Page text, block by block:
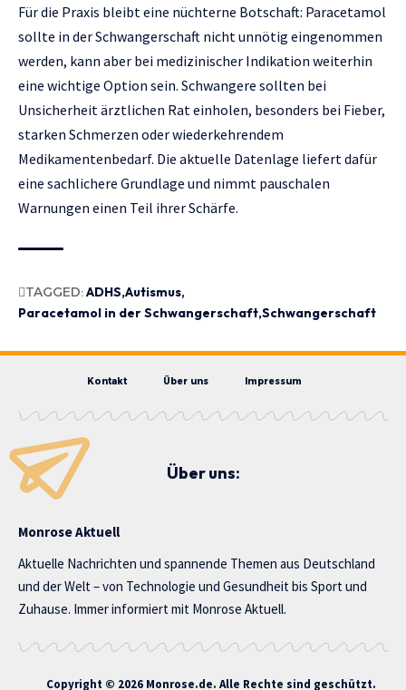
Für die Praxis bleibt eine nüchterne Botschaft: Paracetamol
sollte in der Schwangerschaft nicht unnötig eingenommen
werden, kann aber bei medizinischer Indikation weiterhin
eine wichtige Option sein. Schwangere sollten bei
Unsicherheit ärztlichen Rat einholen, besonders bei Fieber,
starken Schmerzen oder wiederkehrendem
Medikamentenbedarf. Die aktuelle Datenlage liefert dafür
eine sachlichere Grundlage und nimmt pauschalen
Warnungen einen Teil ihrer Schärfe.
TAGGED:ADHS Autismus
Paracetamol in der Schwangerschaft Schwangerschaft
Kontakt Über uns Impressum
Über uns:
Monrose Aktuell
Aktuelle Nachrichten und spannende Themen aus Deutschland
und der Welt – von Technologie und Gesundheit bis Sport und
Zuhause. Immer informiert mit Monrose Aktuell.
Copyright © 2026 Monrose.de. Alle Rechte sind geschützt.